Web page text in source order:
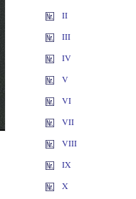
II
III
IV
V
VI
VII
VIII
IX
X